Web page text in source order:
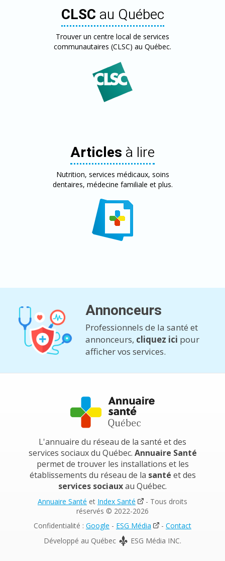
CLSC au Québec
Trouver un centre local de services
communautaires (CLSC) au Québec.
Articles à lire
Nutrition, services médicaux, soins
dentaires, médecine familiale et plus.
Annonceurs
Professionnels de la santé et
annonceurs, cliquez ici pour
afficher vos services.
L'annuaire du réseau de la santé et des
services sociaux du Québec. Annuaire Santé
permet de trouver les installations et les
établissements du réseau de la santé et des
services sociauxau Québec.
Annuaire Santé et Index Santé
- Tous droits
réservés © 2022-2026
Confidentialité : Google - ESG Média - Contact
Développé au Québec
ESG Média INC.